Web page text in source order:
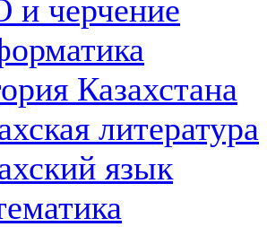
и черчение
Казахстана
литература
язык